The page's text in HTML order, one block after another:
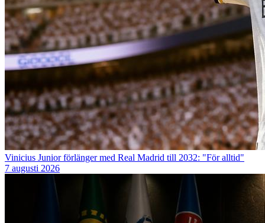
Vinicius Junior förlänger med Real Madrid till 2032: "För alltid"
7 augusti 2026